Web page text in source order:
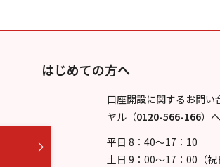
はじめての方へ
口座開設に関するお問い
ヤル （0120-566-166）
平日 8：40～17：10
土日 9：00～17：00（祝